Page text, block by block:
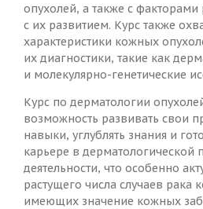
опухолей, а также с
с их развитием. Курс также
характеристики кожных
их диагностики, такие как
и молекулярно-генетические
Курс по дерматологии
возможность развивать свои
навыки, углублять знания и
карьере в дерматологической
деятельности, что особенно
растущего числа случаев рака
имеющих значение кожных